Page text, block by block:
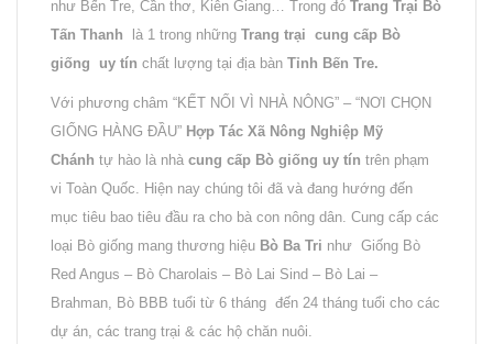
như Bến Tre, Cần thơ, Kiên Giang… Trong đó Trang Trại Bò
Tấn Thanh là 1 trong những Trang trại cung cấp Bò
giống uy tín chất lượng tại địa bàn Tỉnh Bến Tre.
Với phương châm “KẾT NỐI VÌ NHÀ NÔNG” – “NƠI CHỌN
GIỐNG HÀNG ĐẦU” Hợp Tác Xã Nông Nghiệp Mỹ
Chánh tự hào là nhà cung cấp Bò giống uy tín trên phạm
vi Toàn Quốc. Hiện nay chúng tôi đã và đang hướng đến
mục tiêu bao tiêu đầu ra cho bà con nông dân. Cung cấp các
loại Bò giống mang thương hiệu Bò Ba Tri như Giống Bò
Red Angus – Bò Charolais – Bò Lai Sind – Bò Lai –
Brahman, Bò BBB tuổi từ 6 tháng đến 24 tháng tuổi cho các
dự án, các trang trại & các hộ chăn nuôi.